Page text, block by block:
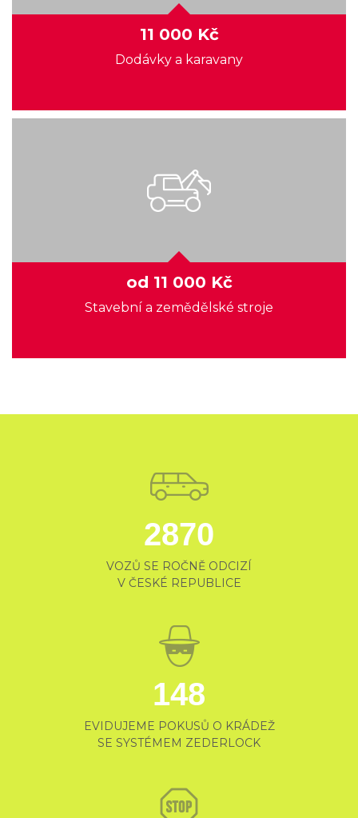
11 000 Kč
Dodávky a karavany
od 11 000 Kč
Stavební a zemědělské stroje
3587
VOZŮ SE ROČNĚ ODCIZÍ
V ČESKÉ REPUBLICE
185
EVIDUJEME POKUSŮ O KRÁDEŽ
SE SYSTÉMEM ZEDERLOCK